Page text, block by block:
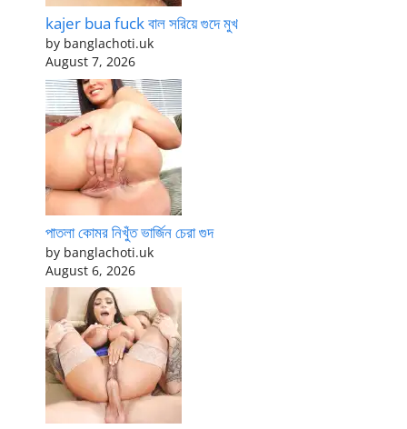
kajer bua fuck বাল সরিয়ে গুদে মুখ
by banglachoti.uk
August 7, 2026
পাতলা কোমর নিখুঁত ভার্জিন চেরা গুদ
by banglachoti.uk
August 6, 2026